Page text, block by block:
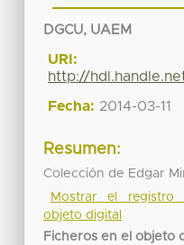
DGCU, UAEM
URI:
http://
Fecha: 2014-03-11
Resumen:
Colección de Edgar
Mostrar el registro
objeto digital
Ficheros en el objeto